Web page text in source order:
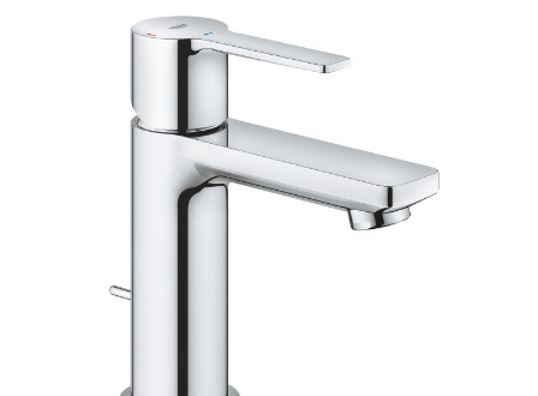
изображений